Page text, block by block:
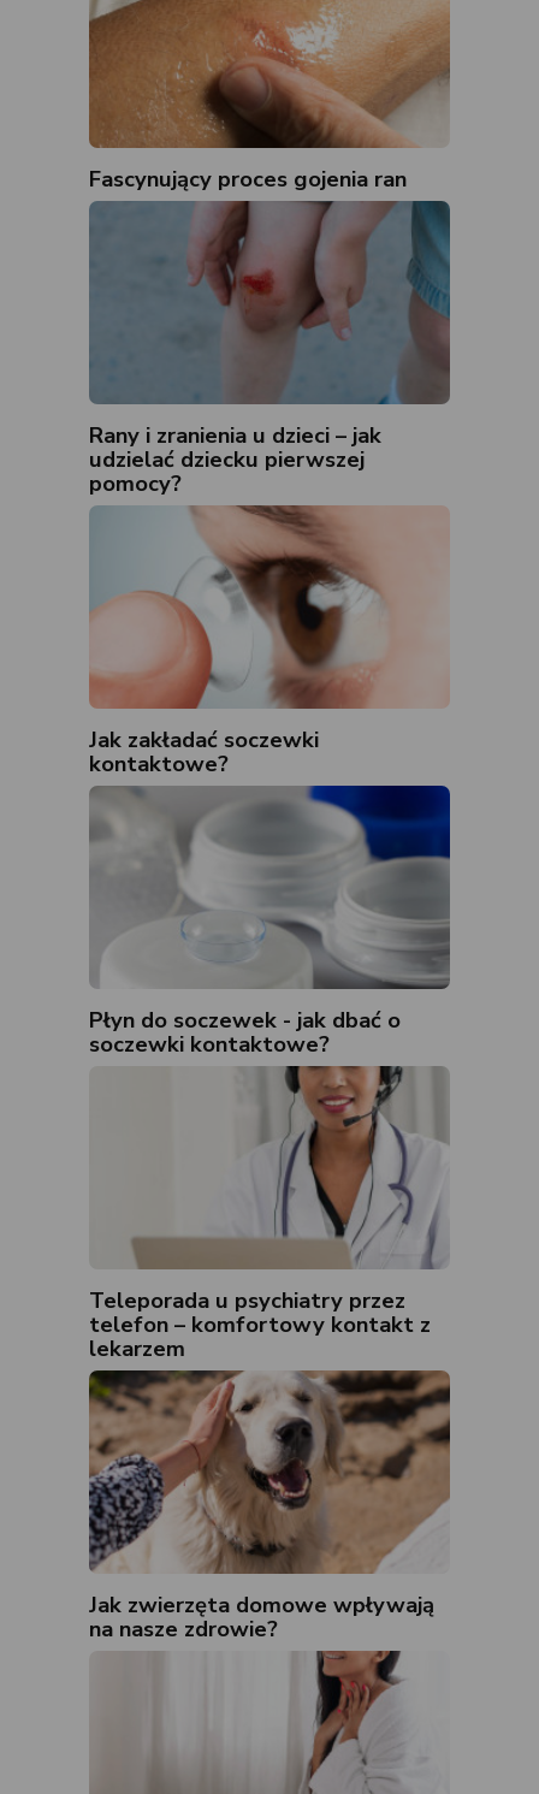
Fascynujący proces gojenia ran
Rany i zranienia u dzieci – jak
udzielać dziecku pierwszej
pomocy?
Jak zakładać soczewki
kontaktowe?
Płyn do soczewek - jak dbać o
soczewki kontaktowe?
Teleporada u psychiatry przez
telefon – komfortowy kontakt z
lekarzem
Jak zwierzęta domowe wpływają
na nasze zdrowie?